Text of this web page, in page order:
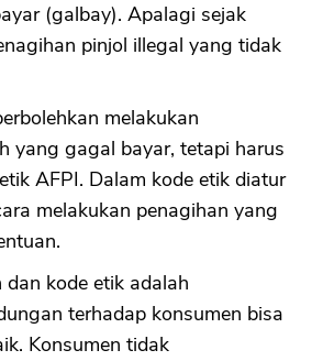
(galbay). Apalagi sejak
pinjol illegal yang tidak
melakukan
yang gagal bayar, tetapi harus
AFPI. Dalam kode etik diatur
melakukan penagihan yang
kode etik adalah
terhadap konsumen bisa
Konsumen tidak